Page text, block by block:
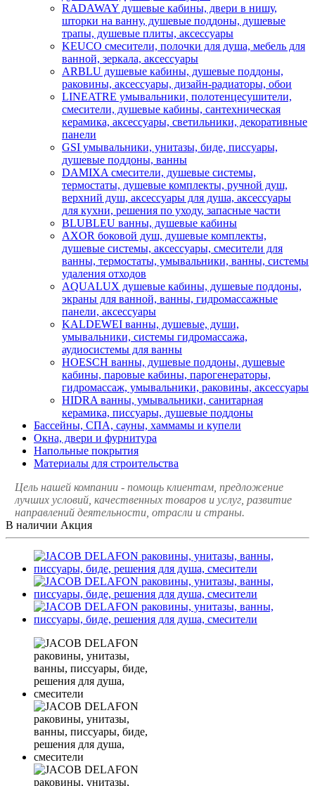
RADAWAY душевые кабины, двери в нишу,
шторки на ванну, душевые поддоны, душевые
трапы, душевые плиты, аксессуары
KEUCO смесители, полочки для душа, мебель для
ванной, зеркала, аксессуары
ARBLU душевые кабины, душевые поддоны,
раковины, аксессуары, дизайн-радиаторы, обои
LINEATRE умывальники, полотенцесушители,
смесители, душевые кабины, сантехническая
керамика, аксессуары, светильники, декоративные
панели
GSI умывальники, унитазы, биде, писсуары,
душевые поддоны, ванны
DAMIXA смесители, душевые системы,
термостаты, душевые комплекты, ручной душ,
верхний душ, аксессуары для душа, аксессуары
для кухни, решения по уходу, запасные части
BLUBLEU ванны, душевые кабины
AXOR боковой душ, душевые комплекты,
душевые системы, аксессуары, смесители для
ванны, термостаты, умывальники, ванны, системы
удаления отходов
AQUALUX душевые кабины, душевые поддоны,
экраны для ванной, ванны, гидромассажные
панели, аксессуары
KALDEWEI ванны, душевые, души,
умывальники, системы гидромассажа,
аудиосистемы для ванны
HOESCH ванны, душевые поддоны, душевые
кабины, паровые кабины, парогенераторы,
гидромассаж, умывальники, раковины, аксессуары
HIDRA ванны, умывальники, санитарная
керамика, писсуары, душевые поддоны
Бассейны, СПА, сауны, хаммамы и купели
Окна, двери и фурнитура
Напольные покрытия
Материалы для строительства
Цель нашей компании - помощь клиентам, предложение
лучших условий, качественных товаров и услуг, развитие
направлений деятельности, отрасли и страны.
В наличии Акция